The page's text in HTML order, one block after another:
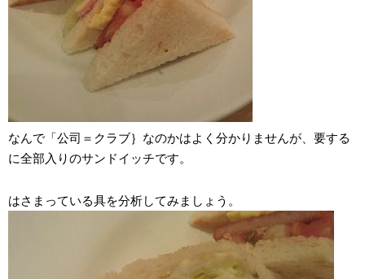
なんで「公司＝クラブ｝なのかはよく分かりませんが、要する
に全部入りのサンドイッチです。
はさまっている具を分析してみましょう。